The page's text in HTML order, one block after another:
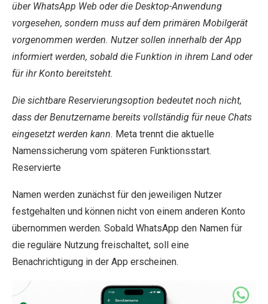
über WhatsApp Web oder die Desktop-Anwendung
vorgesehen, sondern muss auf dem primären Mobilgerät
vorgenommen werden. Nutzer sollen innerhalb der App
informiert werden, sobald die Funktion in ihrem Land oder
für ihr Konto bereitsteht.
Die sichtbare Reservierungsoption bedeutet noch nicht,
dass der Benutzername bereits vollständig für neue Chats
eingesetzt werden kann. Meta trennt die aktuelle
Namenssicherung vom späteren Funktionsstart.
Reservierte
Namen werden zunächst für den jeweiligen Nutzer
festgehalten und können nicht von einem anderen Konto
übernommen werden. Sobald WhatsApp den Namen für
die reguläre Nutzung freischaltet, soll eine
Benachrichtigung in der App erscheinen.